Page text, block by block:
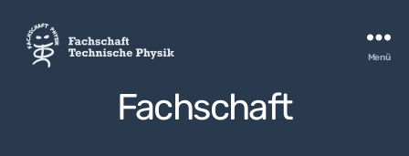
Menü
Fachschaft